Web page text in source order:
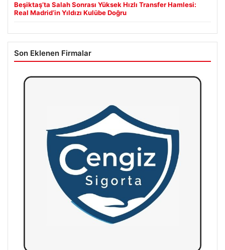
Beşiktaş’ta Salah Sonrası Yüksek Hızlı Transfer Hamlesi:
Real Madrid’in Yıldızı Kulübe Doğru
Son Eklenen Firmalar